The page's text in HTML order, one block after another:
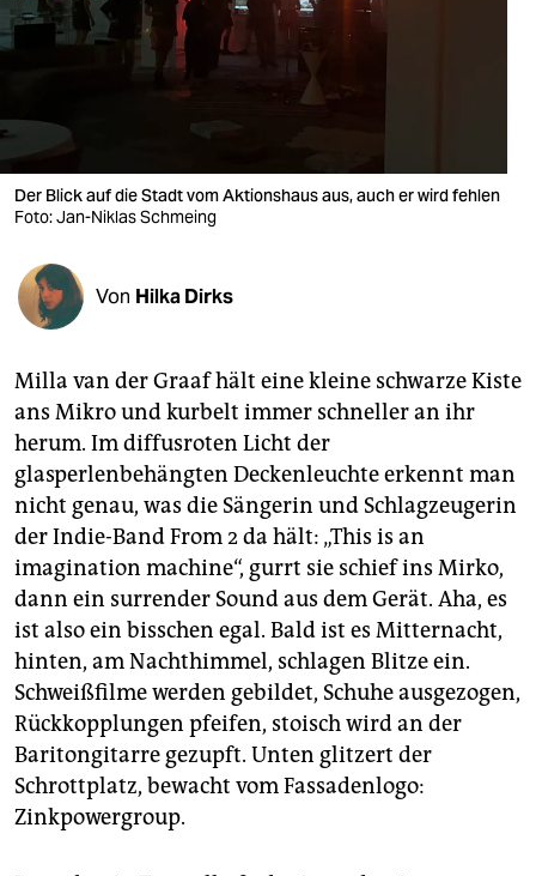
verlag
shop
fragen & hilfe
abo
epaper login
Der Blick auf die Stadt vom Aktionshaus aus, auch er wird fehlen
Foto: Jan-Niklas Schmeing
Von Hilka Dirks
Milla van der Graaf hält eine kleine schwarze Kiste
ans Mikro und kurbelt immer schneller an ihr
herum. Im diffusroten Licht der
glasperlenbehängten Deckenleuchte erkennt man
nicht genau, was die Sängerin und Schlagzeugerin
der Indie-Band From 2 da hält: „This is an
imagination machine“, gurrt sie schief ins Mirko,
dann ein surrender Sound aus dem Gerät. Aha, es
ist also ein bisschen egal. Bald ist es Mitternacht,
hinten, am Nachthimmel, schlagen Blitze ein.
Schweißfilme werden gebildet, Schuhe ausgezogen,
Rückkopplungen pfeifen, stoisch wird an der
Baritongitarre gezupft. Unten glitzert der
Schrottplatz, bewacht vom Fassadenlogo:
Zinkpowergroup.